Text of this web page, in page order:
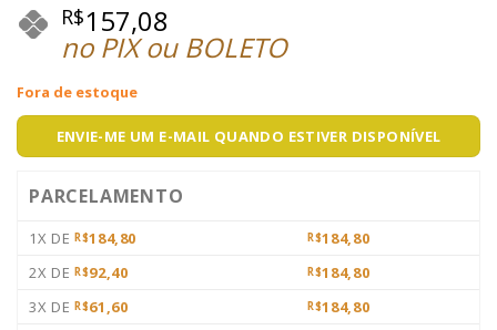
R$157,08
no PIX ou BOLETO
Fora de estoque
ENVIE-ME UM E-MAIL QUANDO ESTIVER DISPONÍVEL
PARCELAMENTO
1X DE R$184,80 R$184,80
2X DE R$92,40 R$184,80
3X DE R$61,60 R$184,80